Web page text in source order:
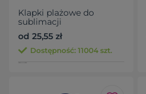
Klapki plażowe do
sublimacji
od 25,55 zł
Dostępność: 11004 szt.